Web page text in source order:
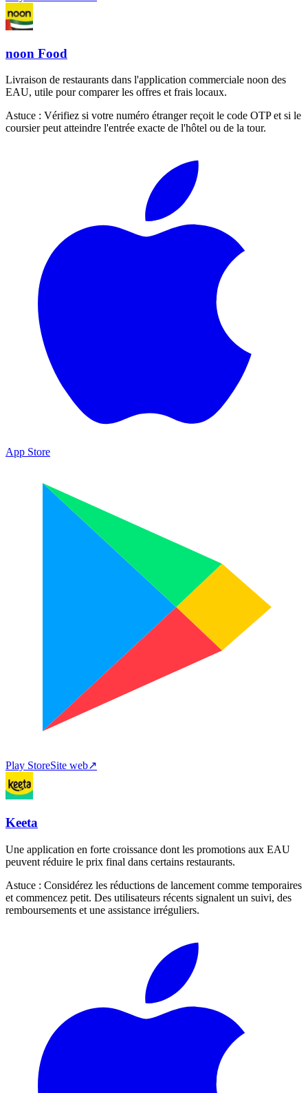
noon Food
Livraison de restaurants dans l'application commerciale noon des
EAU, utile pour comparer les offres et frais locaux.
Astuce : Vérifiez si votre numéro étranger reçoit le code OTP et si le
coursier peut atteindre l'entrée exacte de l'hôtel ou de la tour.
App Store
Play StoreSite web↗
Keeta
Une application en forte croissance dont les promotions aux EAU
peuvent réduire le prix final dans certains restaurants.
Astuce : Considérez les réductions de lancement comme temporaires
et commencez petit. Des utilisateurs récents signalent un suivi, des
remboursements et une assistance irréguliers.